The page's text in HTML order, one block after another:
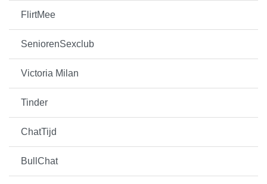
FlirtMee
SeniorenSexclub
Victoria Milan
Tinder
ChatTijd
BullChat